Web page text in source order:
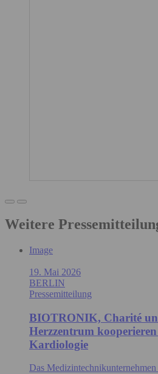
Weitere
Image
19. Mai 2026
BERLIN
Pressemitteilung
BIOTRONIK, Charité
Herzzentrum
Kardiologie
Das